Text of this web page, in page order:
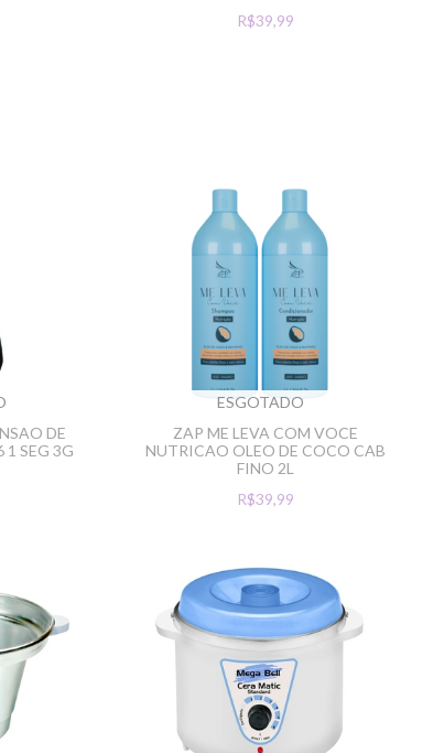
R$39,99
DE
1 SEG 3G
ESGOTADO
ZAP ME LEVA COM VOCE
NUTRICAO OLEO DE COCO CAB
FINO 2L
R$39,99